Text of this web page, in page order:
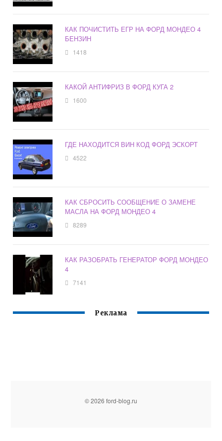
КАК ПОЧИСТИТЬ ЕГР НА ФОРД МОНДЕО 4
БЕНЗИН
1418
КАКОЙ АНТИФРИЗ В ФОРД КУГА 2
1600
ГДЕ НАХОДИТСЯ ВИН КОД ФОРД ЭСКОРТ
4522
КАК СБРОСИТЬ СООБЩЕНИЕ О ЗАМЕНЕ
МАСЛА НА ФОРД МОНДЕО 4
8289
КАК РАЗОБРАТЬ ГЕНЕРАТОР ФОРД МОНДЕО
4
7141
Реклама
© 2026 ford-blog.ru